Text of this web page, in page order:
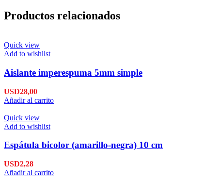
Productos relacionados
Quick view
Add to wishlist
Aislante imperespuma 5mm simple
USD28,00
Añadir al carrito
Quick view
Add to wishlist
Espátula bicolor (amarillo-negra) 10 cm
USD2,28
Añadir al carrito